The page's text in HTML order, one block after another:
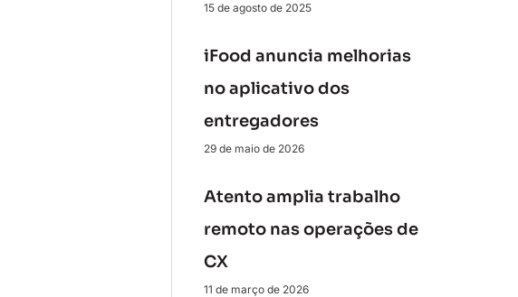
15 de agosto de 2025
iFood anuncia melhorias
no aplicativo dos
entregadores
29 de maio de 2026
Atento amplia trabalho
remoto nas operações de
CX
11 de março de 2026